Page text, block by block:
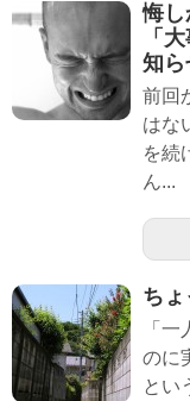
悔
「
知ら
前回
はな
を続
ん...
ち
「
のに
とい